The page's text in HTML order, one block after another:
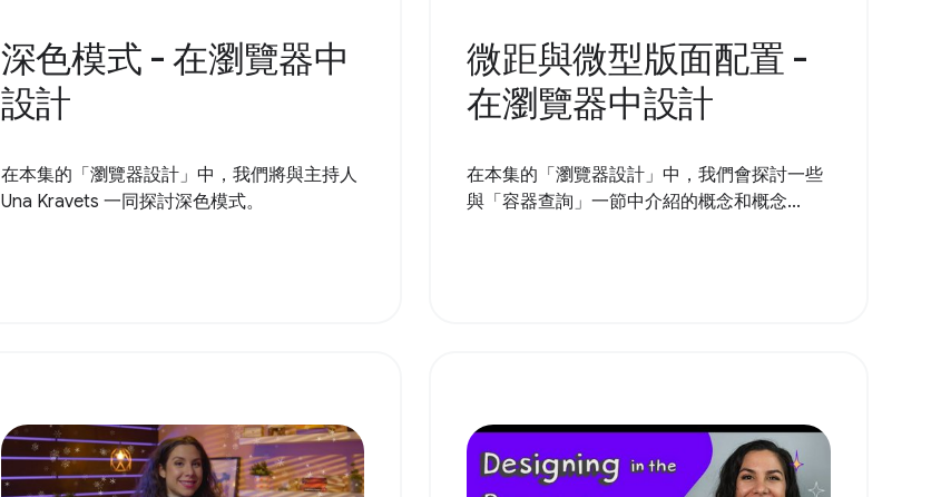
深色模式 - 在瀏覽器中
設計
在本集的「瀏覽器設計」中，我們將與主持人
Una Kravets 一同探討深色模式。
微距與微型版面配置 -
在瀏覽器中設計
在本集的「瀏覽器設計」中，我們會探討一些
與「容器查詢」一節中介紹的概念和概念...